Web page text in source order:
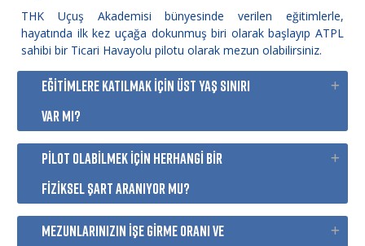
THK Uçuş Akademisi bünyesinde verilen eğitimlerle,
hayatında ilk kez uçağa dokunmuş biri olarak başlayıp ATPL
sahibi bir Ticari Havayolu pilotu olarak mezun olabilirsiniz.
EĞİTİMLERE KATILMAK İÇİN ÜST YAŞ SINIRI
VAR MI?
PİLOT OLABİLMEK İÇİN HERHANGİ BİR
FİZİKSEL ŞART ARANIYOR MU?
MEZUNLARINIZIN İŞE GİRME ORANI VE